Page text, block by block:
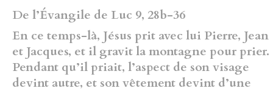
De l’Évangile de Luc 9, 28b-36
En ce temps-là, Jésus prit avec lui Pierre, Jean
et Jacques, et il gravit la montagne pour prier.
Pendant qu’il priait, l’aspect de son visage
devint autre, et son vêtement devint d’une